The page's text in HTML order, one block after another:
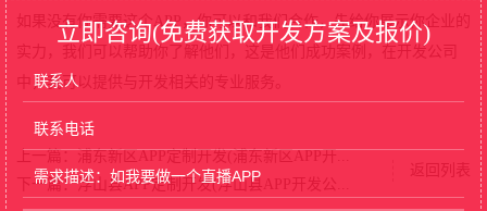
如果没有你需要这个APP，你可以和我们合作，先给你展示你企业的
实力，我们可以帮助你了解他们，这是他们成功案例，在开发公司
中，我可以提供与开发相关的专业服务。
上一篇：浦东新区APP定制开发(浦东新区APP开...
下一篇：浮山县APP定制开发(浮山县APP开发公...
返回列表
立即咨询(免费获取开发方案及报价)